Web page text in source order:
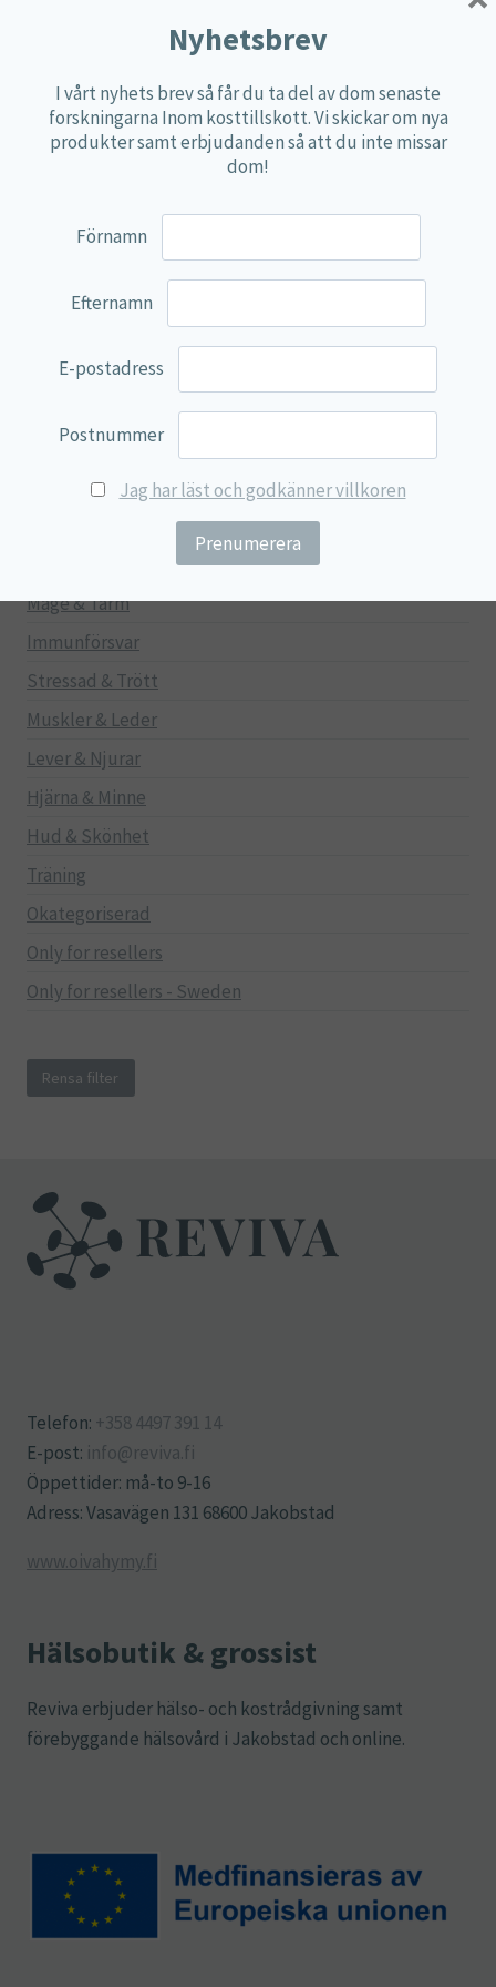
Övriga kosttillskott
100% Natural
Reviva Nutrition
Svenska Örtmedicinska Institutet
Green Trade
Mage & Tarm
Immunförsvar
Stressad & Trött
Muskler & Leder
Lever & Njurar
Hjärna & Minne
Hud & Skönhet
Träning
Okategoriserad
Only for resellers
Only for resellers - Sweden
Rensa filter
Telefon: +358 4497 391 14
E-post: info@reviva.fi
Öppettider: må-to 9-16
Adress: Vasavägen 131 68600 Jakobstad
www.oivahymy.fi
Hälsobutik & grossist
Reviva erbjuder hälso- och kostrådgivning samt
förebyggande hälsovård i Jakobstad och online.
Nyhetsbrev
I vårt nyhets brev så får du ta del av dom senaste
forskningarna Inom kosttillskott. Vi skickar om nya
produkter samt erbjudanden så att du inte missar
dom!
Förnamn
Efternamn
E-postadress
Postnummer
Jag har läst och godkänner villkoren